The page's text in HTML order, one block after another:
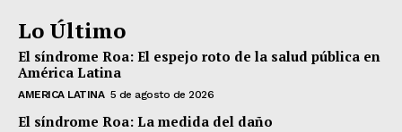
Lo Último
El síndrome Roa: El espejo roto de la salud pública en
América Latina
AMERICA LATINA 5 de agosto de 2026
El síndrome Roa: La medida del daño